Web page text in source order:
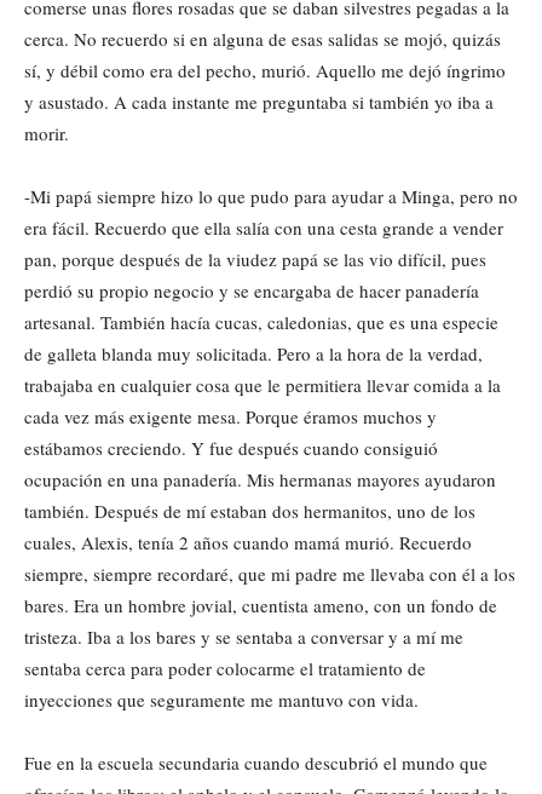
comerse unas flores rosadas que se daban silvestres pegadas a la
cerca. No recuerdo si en alguna de esas salidas se mojó, quizás
sí, y débil como era del pecho, murió. Aquello me dejó íngrimo
y asustado. A cada instante me preguntaba si también yo iba a
morir.
-Mi papá siempre hizo lo que pudo para ayudar a Minga, pero no
era fácil. Recuerdo que ella salía con una cesta grande a vender
pan, porque después de la viudez papá se las vio difícil, pues
perdió su propio negocio y se encargaba de hacer panadería
artesanal. También hacía cucas, caledonias, que es una especie
de galleta blanda muy solicitada. Pero a la hora de la verdad,
trabajaba en cualquier cosa que le permitiera llevar comida a la
cada vez más exigente mesa. Porque éramos muchos y
estábamos creciendo. Y fue después cuando consiguió
ocupación en una panadería. Mis hermanas mayores ayudaron
también. Después de mí estaban dos hermanitos, uno de los
cuales, Alexis, tenía 2 años cuando mamá murió. Recuerdo
siempre, siempre recordaré, que mi padre me llevaba con él a los
bares. Era un hombre jovial, cuentista ameno, con un fondo de
tristeza. Iba a los bares y se sentaba a conversar y a mí me
sentaba cerca para poder colocarme el tratamiento de
inyecciones que seguramente me mantuvo con vida.
Fue en la escuela secundaria cuando descubrió el mundo que